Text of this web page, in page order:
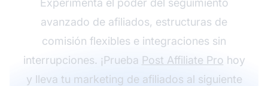
Experimenta el poder del seguimiento
avanzado de afiliados, estructuras de
comisión flexibles e integraciones sin
interrupciones. ¡Prueba Post Affiliate Pro hoy
y lleva tu marketing de afiliados al siguiente